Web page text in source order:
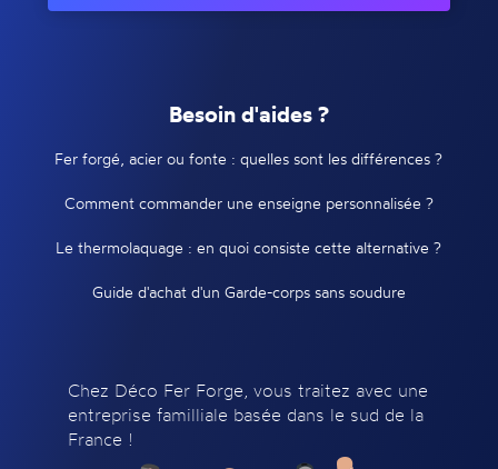
Besoin d'aides ?
Fer forgé, acier ou fonte : quelles sont les différences ?
Comment commander une enseigne personnalisée ?
Le thermolaquage : en quoi consiste cette alternative ?
Guide d'achat d'un Garde-corps sans soudure
Chez Déco Fer Forge, vous traitez avec une
entreprise familliale basée dans le sud de la
France !